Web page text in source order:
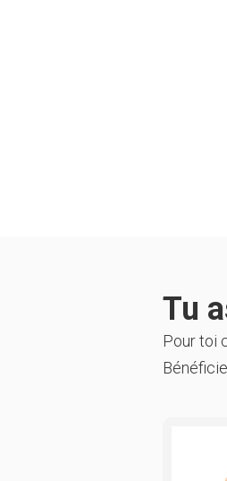
Tu
Pour toi